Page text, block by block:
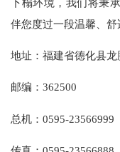
下榻环境，我们将秉
伴您度过一段温馨、舒
地址：福建省德化县
邮编：362500
总机：0595-23566999